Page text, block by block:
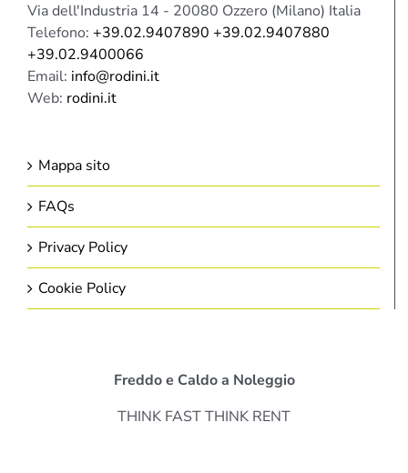
Via dell'Industria 14 - 20080 Ozzero (Milano) Italia
Telefono: +39.02.9407890 +39.02.9407880
+39.02.9400066
Email: info@rodini.it
Web: rodini.it
Mappa sito
FAQs
Privacy Policy
Cookie Policy
Freddo e Caldo a Noleggio
THINK FAST THINK RENT